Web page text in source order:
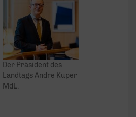
Der Präsident des
Landtags Andre Kuper
MdL.